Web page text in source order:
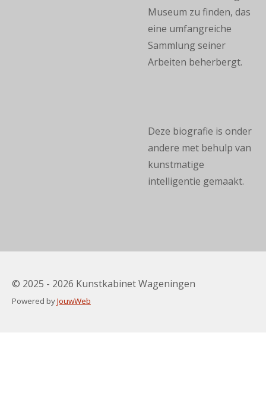
Museum zu finden, das
eine umfangreiche
Sammlung seiner
Arbeiten beherbergt.
Deze biografie is onder
andere met behulp van
kunstmatige
intelligentie gemaakt.
© 2025 - 2026 Kunstkabinet Wageningen
Powered byJouwWeb